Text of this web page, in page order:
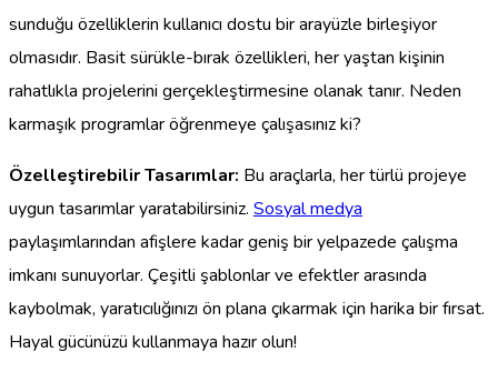
sunduğu özelliklerin kullanıcı dostu bir arayüzle birleşiyor
olmasıdır. Basit sürükle-bırak özellikleri, her yaştan kişinin
rahatlıkla projelerini gerçekleştirmesine olanak tanır. Neden
karmaşık programlar öğrenmeye çalışasınız ki?
Özelleştirebilir Tasarımlar: Bu araçlarla, her türlü projeye
uygun tasarımlar yaratabilirsiniz. Sosyal medya
paylaşımlarından afişlere kadar geniş bir yelpazede çalışma
imkanı sunuyorlar. Çeşitli şablonlar ve efektler arasında
kaybolmak, yaratıcılığınızı ön plana çıkarmak için harika bir fırsat.
Hayal gücünüzü kullanmaya hazır olun!